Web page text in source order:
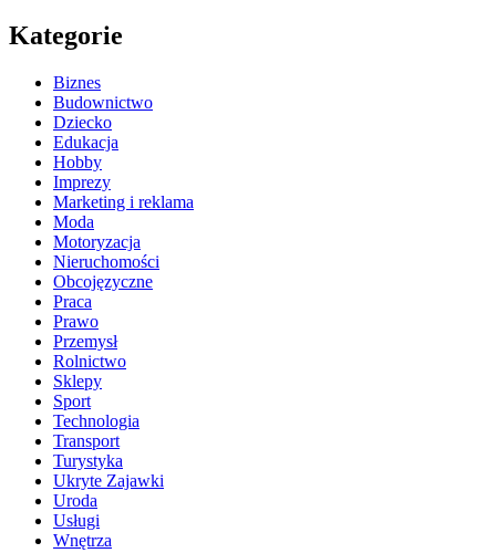
Kategorie
Biznes
Budownictwo
Dziecko
Edukacja
Hobby
Imprezy
Marketing i reklama
Moda
Motoryzacja
Nieruchomości
Obcojęzyczne
Praca
Prawo
Przemysł
Rolnictwo
Sklepy
Sport
Technologia
Transport
Turystyka
Ukryte Zajawki
Uroda
Usługi
Wnętrza